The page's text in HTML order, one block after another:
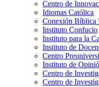
Centro de
Idiomas Católica
Conexión Bíblica
Instituto Confucio
Instituto para la
Instituto de
Centro
Instituto de
Centro de
Centro de